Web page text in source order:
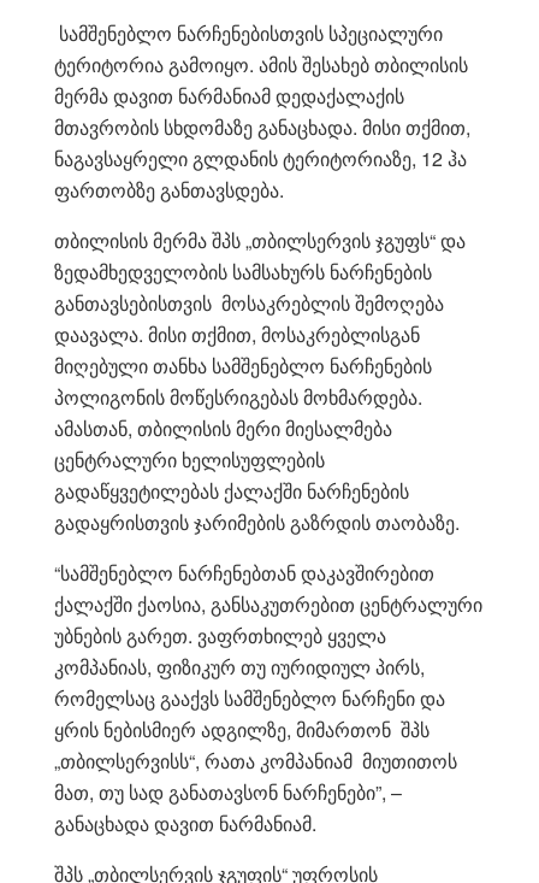
სამშენებლო ნარჩენებისთვის სპეციალური
ტერიტორია გამოიყო. ამის შესახებ თბილისის
მერმა დავით ნარმანიამ დედაქალაქის
მთავრობის სხდომაზე განაცხადა. მისი თქმით,
ნაგავსაყრელი გლდანის ტერიტორიაზე, 12 ჰა
ფართობზე განთავსდება.
თბილისის მერმა შპს „თბილსერვის ჯგუფს“ და
ზედამხედველობის სამსახურს ნარჩენების
განთავსებისთვის მოსაკრებლის შემოღება
დაავალა. მისი თქმით, მოსაკრებლისგან
მიღებული თანხა სამშენებლო ნარჩენების
პოლიგონის მოწესრიგებას მოხმარდება.
ამასთან, თბილისის მერი მიესალმება
ცენტრალური ხელისუფლების
გადაწყვეტილებას ქალაქში ნარჩენების
გადაყრისთვის ჯარიმების გაზრდის თაობაზე.
“სამშენებლო ნარჩენებთან დაკავშირებით
ქალაქში ქაოსია, განსაკუთრებით ცენტრალური
უბნების გარეთ. ვაფრთხილებ ყველა
კომპანიას, ფიზიკურ თუ იურიდიულ პირს,
რომელსაც გააქვს სამშენებლო ნარჩენი და
ყრის ნებისმიერ ადგილზე, მიმართონ შპს
„თბილსერვისს“, რათა კომპანიამ მიუთითოს
მათ, თუ სად განათავსონ ნარჩენები”, –
განაცხადა დავით ნარმანიამ.
შპს „თბილსერვის ჯგუფის“ უფროსის